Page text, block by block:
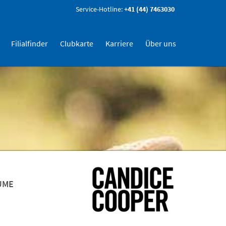
Service-Hotline:+41 (44) 7463030
Filialfinder Clubkarte Karriere Über uns